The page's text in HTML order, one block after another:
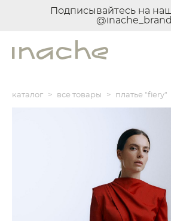
Подписывайтесь на
@inache_brand
каталог > все товары > платье "fiery"